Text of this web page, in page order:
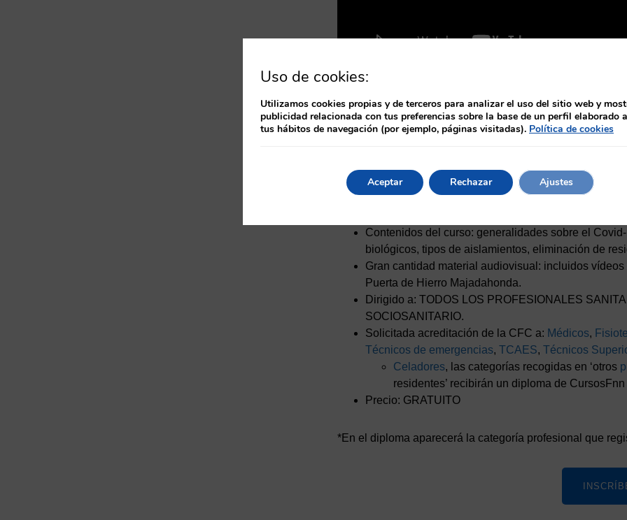
Curso gratuito contra el
de la prevención de la
Solicitada acreditación
Contenidos del curso: generalidades sobre el
biológicos, tipos de aislamientos, eliminación de
Gran cantidad material audiovisual: incluidos
Puerta de Hierro Majadahonda.
Dirigido a: TODOS LOS PROFESIONALES
SOCIOSANITARIO.
Solicitada acreditación de la CFC a: Médicos,
Técnicos de emergencias, TCAES, Técnicos
Celadores, las categorías recogidas en ‘otros
residentes’ recibirán un diploma de
Precio: GRATUITO
*En el diploma aparecerá la categoría profesional que
Uso de cookies:
Utilizamos cookies propias y de terceros para analizar el uso del sitio web y
publicidad relacionada con tus preferencias sobre la base de un perfil elaborado
tus hábitos de navegación (por ejemplo, páginas visitadas). Política de cookies
Aceptar Rechazar Ajustes